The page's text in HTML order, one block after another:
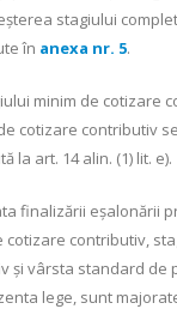
stagiului
în anexa nr. 5.
minim de cotizare
cotizare contributiv
la art. 14 alin. (1) lit. e).
finalizării eşalonării
cotizare contributiv,
şi vârsta standard de
lege, sunt